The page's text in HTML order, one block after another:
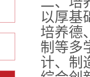
以厚基
培养德
制等多
计、制